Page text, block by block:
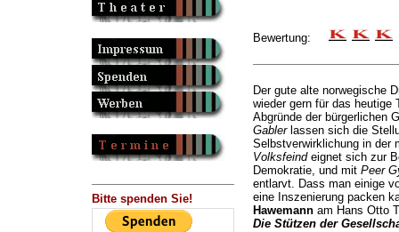
Bitte spenden Sie!
Bewertung:
Der gute alte norwegische
wieder gern für das heutige
Abgründe der bürgerlichen
Gablerlassen sich die
Selbstverwirklichung in der
Volksfeindeignet sich zur
Demokratie, und mit Peer
entlarvt. Dass man einige
eine Inszenierung packen
Hawemannam Hans Otto
Die Stützen der